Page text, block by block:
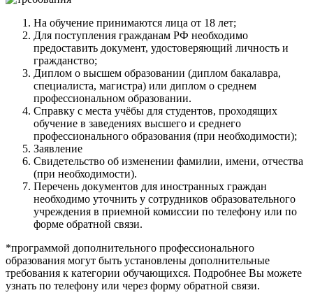
На обучение принимаются лица от 18 лет;
Для поступления гражданам РФ необходимо
предоставить документ, удостоверяющий личность и
гражданство;
Диплом о высшем образовании (диплом бакалавра,
специалиста, магистра) или диплом о среднем
профессиональном образовании.
Справку с места учёбы для студентов, проходящих
обучение в заведениях высшего и среднего
профессионального образования (при необходимости);
Заявление
Свидетельство об изменении фамилии, имени, отчества
(при необходимости).
Перечень документов для иностранных граждан
необходимо уточнить у сотрудников образовательного
учреждения в приемной комиссии по телефону или по
форме обратной связи.
*программой дополнительного профессионального
образования могут быть установлены дополнительные
требования к категории обучающихся. Подробнее Вы можете
узнать по телефону или через форму обратной связи.